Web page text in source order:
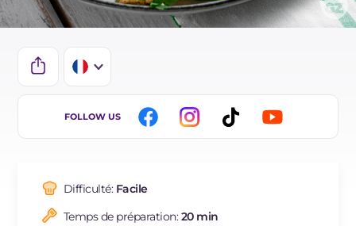
IT
ES
NL
FOLLOW US
Difficulté: Facile
Temps de préparation:20 min